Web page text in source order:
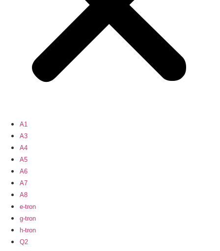
A1
A3
A4
A5
A6
A7
A8
e-tron
g-tron
h-tron
Q2